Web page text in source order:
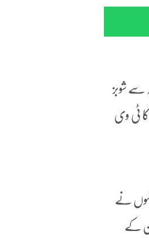
سے شوبز
ٹی وی
نے
کے